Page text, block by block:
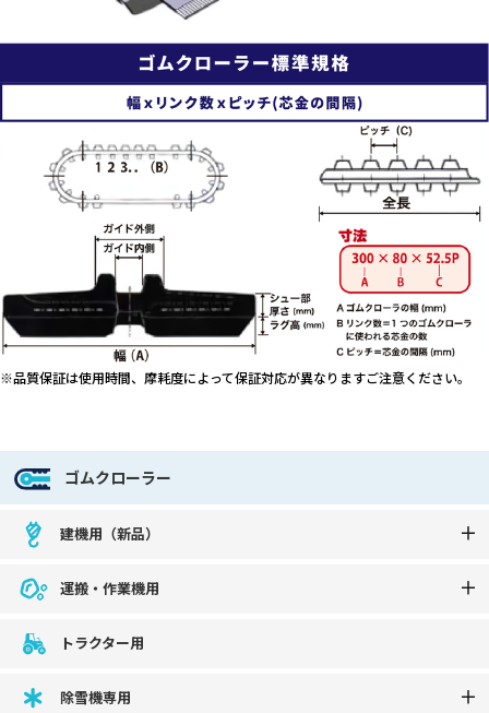
※品質保証は使用時間、摩耗度によって保証対応が異なりますご注意ください。
ゴムクローラー
建機用（新品）
運搬・作業機用
トラクター用
除雪機専用